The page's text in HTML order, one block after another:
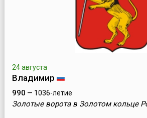
24 августа
Владимир
990 — 1036-летие
Золотые ворота в Золотом кольце